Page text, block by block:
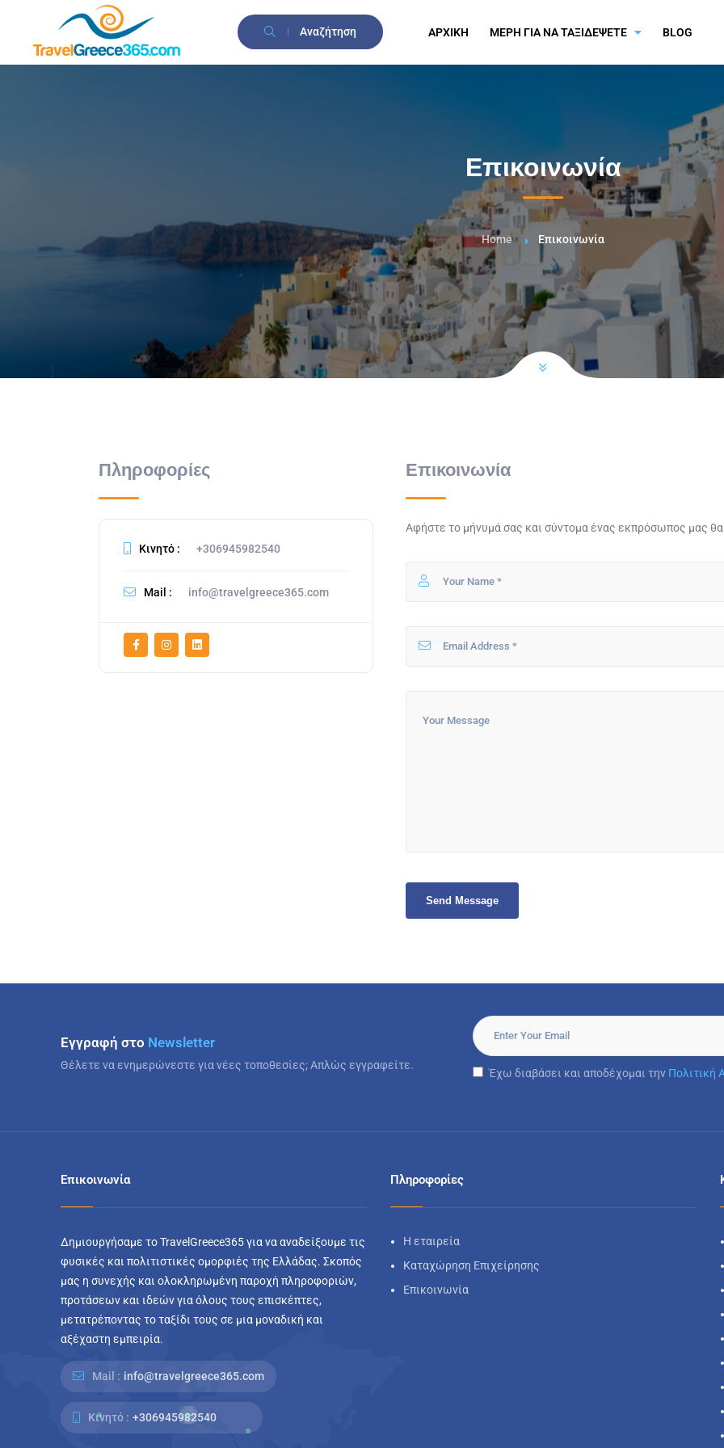
Αναζήτηση ΑΡΧΙΚΗ ΜΕΡΗ ΓΙΑ ΝΑ ΤΑΞΙΔΕΨΕΤΕ BLOG
Επικοινωνία
Home Επικοινωνία
Πληροφορίες
Κινητό : +306945982540
Mail : info@travelgreece365.com
Επικοινωνία
Αφήστε το μήνυμά σας και σύντομα ένας εκπρόσωπος μας θα
Εγγραφή στο Newsletter
Θέλετε να ενημερώνεστε για νέες τοποθεσίες; Απλώς εγγραφείτε.
Έχω διαβάσει και αποδέχομαι την Πολιτική
Επικοινωνία
Δημιουργήσαμε το TravelGreece365 για να αναδείξουμε τις
φυσικές και πολιτιστικές ομορφιές της Ελλάδας. Σκοπός
μας η συνεχής και ολοκληρωμένη παροχή πληροφοριών,
προτάσεων και ιδεών για όλους τους επισκέπτες,
μετατρέποντας το ταξίδι τους σε μια μοναδική και
αξέχαστη εμπειρία.
Mail : info@travelgreece365.com
Κινητό : +306945982540
Πληροφορίες
Η εταιρεία
Καταχώρηση Επιχείρησης
Επικοινωνία